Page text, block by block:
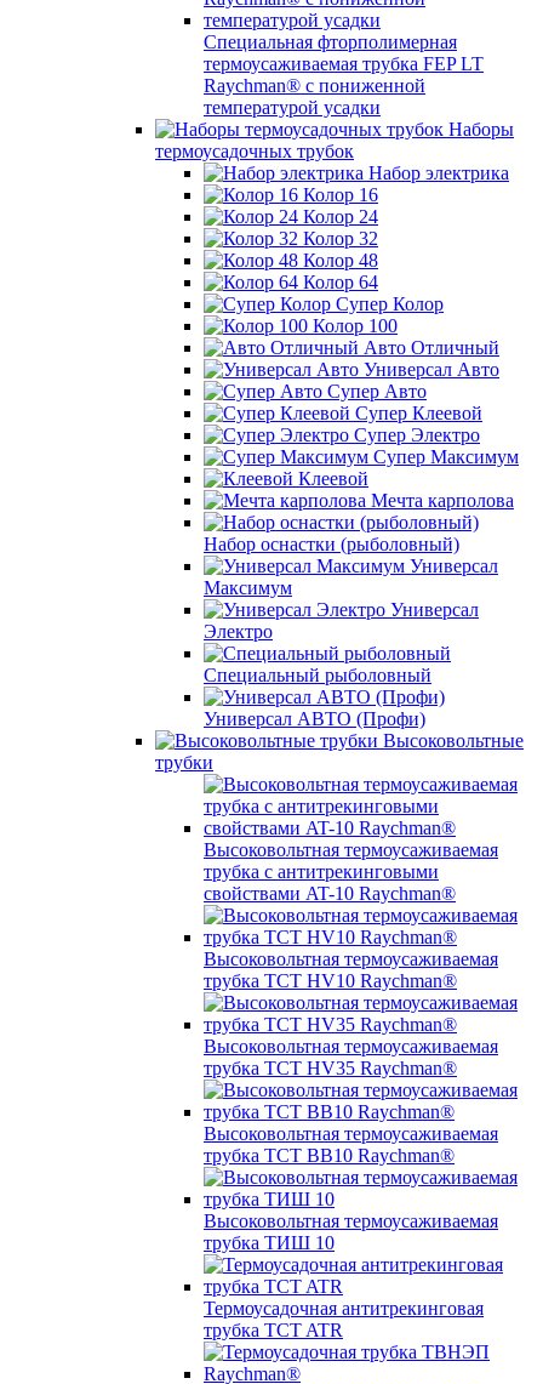
Специальная фторполимерная
термоусаживаемая трубка FEP LT
Raychman® с пониженной
температурой усадки
Наборы
термоусадочных трубок
Набор электрика
Колор 16
Колор 24
Колор 32
Колор 48
Колор 64
Супер Колор
Колор 100
Авто Отличный
Универсал Авто
Супер Авто
Супер Клеевой
Супер Электро
Супер Максимум
Клеевой
Мечта карполова
Набор оснастки (рыболовный)
Универсал
Максимум
Универсал
Электро
Специальный рыболовный
Универсал АВТО (Профи)
Высоковольтные
трубки
Высоковольтная термоусаживаемая
трубка с антитрекинговыми
свойствами AT-10 Raychman®
Высоковольтная термоусаживаемая
трубка TCT HV10 Raychman®
Высоковольтная термоусаживаемая
трубка TCT HV35 Raychman®
Высоковольтная термоусаживаемая
трубка TCT BB10 Raychman®
Высоковольтная термоусаживаемая
трубка ТИШ 10
Термоусадочная антитрекинговая
трубка TCT ATR